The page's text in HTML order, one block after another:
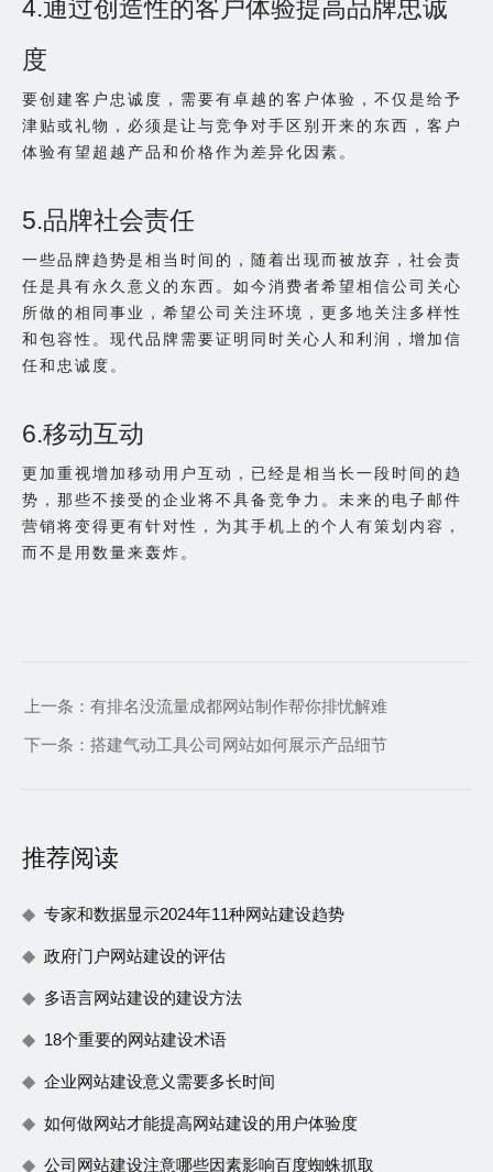
4.通过创造性的客户体验提高品牌忠诚
度
要创建客户忠诚度，需要有卓越的客户体验，不仅是给予
津贴或礼物，必须是让与竞争对手区别开来的东西，客户
体验有望超越产品和价格作为差异化因素。
5.品牌社会责任
一些品牌趋势是相当时间的，随着出现而被放弃，社会责
任是具有永久意义的东西。如今消费者希望相信公司关心
所做的相同事业，希望公司关注环境，更多地关注多样性
和包容性。现代品牌需要证明同时关心人和利润，增加信
任和忠诚度。
6.移动互动
更加重视增加移动用户互动，已经是相当长一段时间的趋
势，那些不接受的企业将不具备竞争力。未来的电子邮件
营销将变得更有针对性，为其手机上的个人有策划内容，
而不是用数量来轰炸。
上一条： 有排名没流量成都网站制作帮你排忧解难
下一条： 搭建气动工具公司网站如何展示产品细节
推荐阅读
专家和数据显示2024年11种网站建设趋势
政府门户网站建设的评估
多语言网站建设的建设方法
18个重要的网站建设术语
企业网站建设意义需要多长时间
如何做网站才能提高网站建设的用户体验度
公司网站建设注意哪些因素影响百度蜘蛛抓取